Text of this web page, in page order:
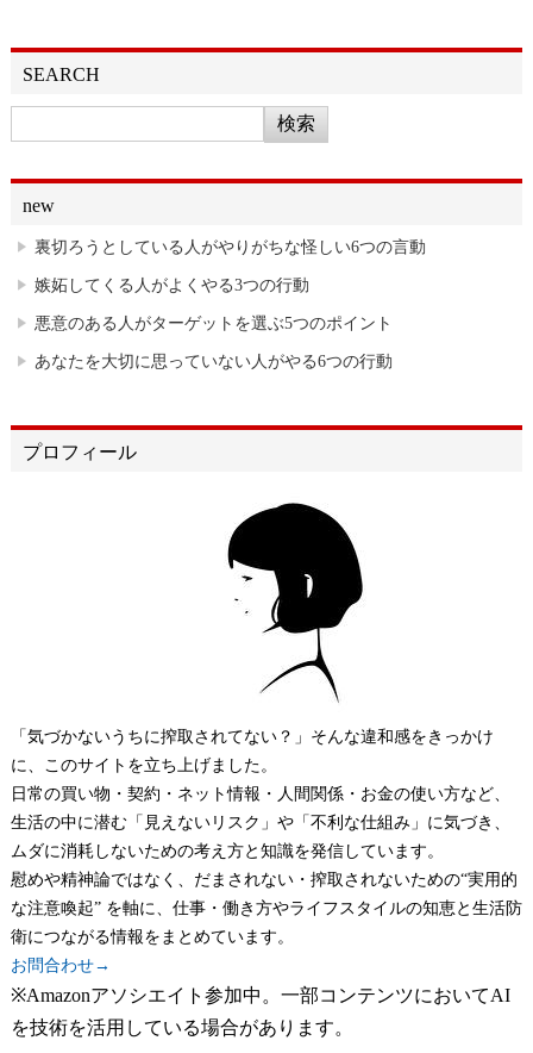
SEARCH
new
裏切ろうとしている人がやりがちな怪しい6つの言動
嫉妬してくる人がよくやる3つの行動
悪意のある人がターゲットを選ぶ5つのポイント
あなたを大切に思っていない人がやる6つの行動
プロフィール
「気づかないうちに搾取されてない？」そんな違和感をきっかけ
に、このサイトを立ち上げました。
日常の買い物・契約・ネット情報・人間関係・お金の使い方など、
生活の中に潜む「見えないリスク」や「不利な仕組み」に気づき、
ムダに消耗しないための考え方と知識を発信しています。
慰めや精神論ではなく、だまされない・搾取されないための“実用的
な注意喚起” を軸に、仕事・働き方やライフスタイルの知恵と生活防
衛につながる情報をまとめています。
お問合わせ→
※Amazonアソシエイト参加中。一部コンテンツにおいてAI
を技術を活用している場合があります。